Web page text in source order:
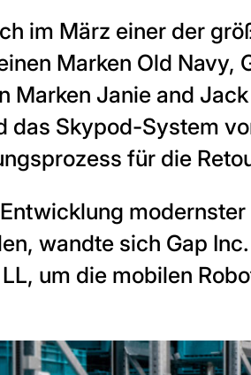
im März einer der
Marken Old Navy,
Marken Janie and
das Skypod-System
für die
wandte sich Gap
um die mobilen